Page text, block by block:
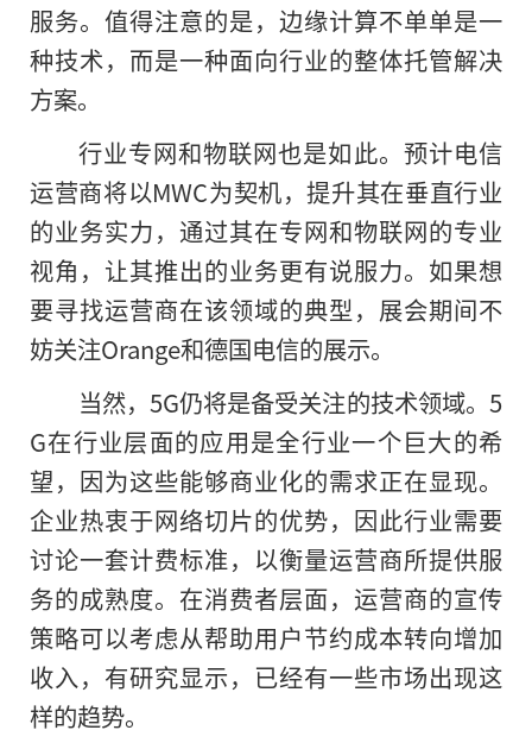
服务。值得注意的是，边缘计算不单单是一
种技术，而是一种面向行业的整体托管解决
方案。
行业专网和物联网也是如此。预计电信
运营商将以MWC为契机，提升其在垂直行业
的业务实力，通过其在专网和物联网的专业
视角，让其推出的业务更有说服力。如果想
要寻找运营商在该领域的典型，展会期间不
妨关注Orange和德国电信的展示。
当然，5G仍将是备受关注的技术领域。5
G在行业层面的应用是全行业一个巨大的希
望，因为这些能够商业化的需求正在显现。
企业热衷于网络切片的优势，因此行业需要
讨论一套计费标准，以衡量运营商所提供服
务的成熟度。在消费者层面，运营商的宣传
策略可以考虑从帮助用户节约成本转向增加
收入，有研究显示，已经有一些市场出现这
样的趋势。